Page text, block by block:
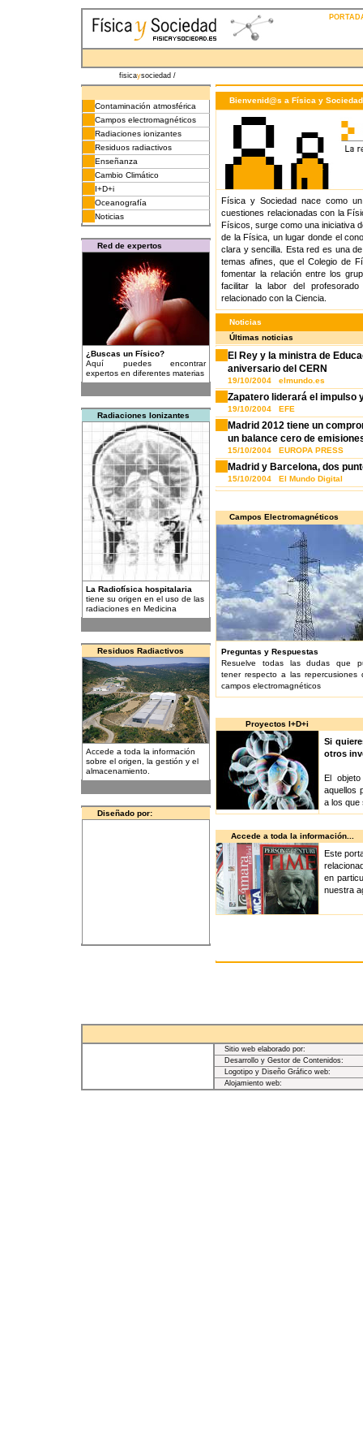
fisicaysociedad /
Contaminación atmosférica
Campos electromagnéticos
Radiaciones ionizantes
Residuos radiactivos
Enseñanza
Cambio Climático
I+D+i
Oceanografía
Noticias
Red de expertos
¿Buscas un Físico?
Aquí puedes encontrar
expertos en diferentes materias
Radiaciones Ionizantes
La Radiofísica hospitalaria
tiene su origen en el uso de las
radiaciones en Medicina
Residuos Radiactivos
Accede a toda la información
sobre el origen, la gestión y el
almacenamiento.
Diseñado por:
Bienvenid@s a Física y Sociedad
Física y Sociedad nace como
cuestiones relacionadas con la
Físicos, surge como una iniciativa
de la Física, un lugar donde el
clara y sencilla. Esta red es una
temas afines, que el Colegio de
fomentar la relación entre los
facilitar la labor del
relacionado con la Ciencia.
Noticias
Últimas noticias
El Rey y la ministra de
aniversario del CERN
19/10/2004 elmundo.es
Zapatero liderará el impulso
19/10/2004 EFE
Madrid 2012 tiene un
un balance cero de
15/10/2004 EUROPA PRESS
Madrid y Barcelona, dos
15/10/2004 El Mundo Digital
Campos Electromagnéticos
Preguntas y Respuestas
Resuelve todas las dudas que
tener respecto a las repercusiones
campos electromagnéticos
Proyectos I+D+i
Si
otros
El
aquellos
a los que
Accede a toda la información...
Este
en
nuestra
Sitio web elaborado por:
Desarrollo y Gestor de Contenidos:
Logotipo y Diseño Gráfico web:
Alojamiento web: